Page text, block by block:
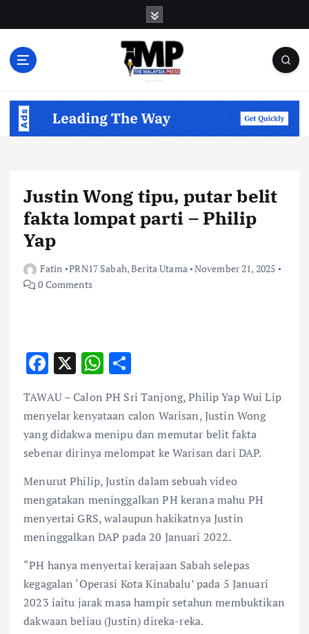
Justin Wong tipu, putar belit
fakta lompat parti – Philip
Yap
Fatin PRN17 Sabah,Berita Utama November 21, 2025
0 Comments
F
e
b
o
o
k
X W
at
s
A
p
p
h
ar
e
TAWAU – Calon PH Sri Tanjong, Philip Yap Wui Lip
menyelar kenyataan calon Warisan, Justin Wong
yang didakwa menipu dan memutar belit fakta
sebenar dirinya melompat ke Warisan dari DAP.
Menurut Philip, Justin dalam sebuah video
mengatakan meninggalkan PH kerana mahu PH
menyertai GRS, walaupun hakikatnya Justin
meninggalkan DAP pada 20 Januari 2022.
“PH hanya menyertai kerajaan Sabah selepas
kegagalan ‘Operasi Kota Kinabalu’ pada 5 Januari
2023 iaitu jarak masa hampir setahun membuktikan
dakwaan beliau (Justin) direka-reka.